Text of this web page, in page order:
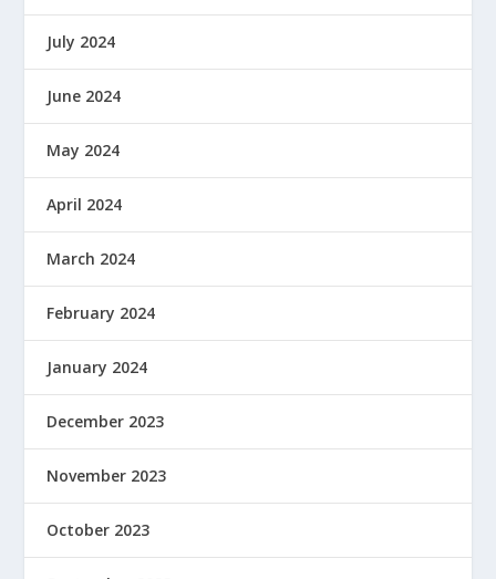
July 2024
June 2024
May 2024
April 2024
March 2024
February 2024
January 2024
December 2023
November 2023
October 2023